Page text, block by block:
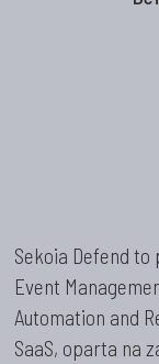
Sekoia Defend
Event
Automation and
SaaS, oparta na